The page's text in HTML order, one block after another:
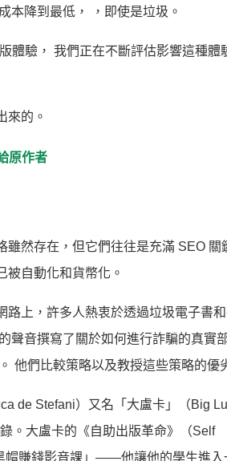
本降到最低， ，即使是垃圾。
體驗， 我們正在不斷評估影響這種體
來的。
原作者
然存在，但它們往往是充滿 SEO 關
被自動化和貨幣化。
上，許多人熱衷於透過垃圾電子書
聲音撰寫了關於如何進行詐騙的真實
他們比較策略以及教授這些策略的優
de Stefani）又名「大盧卡」（Big
。大盧卡的《自助出版革命》（Self
賺錢影音課」——他讓他的學生進入